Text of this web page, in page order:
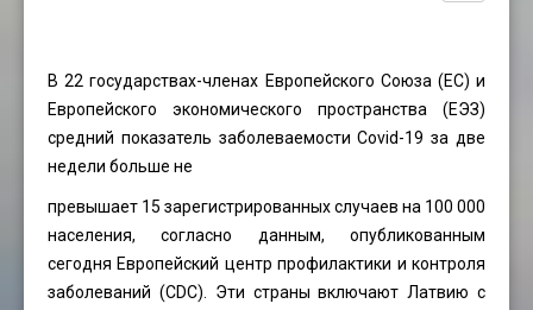
В 22 государствах-членах Европейского Союза (ЕС) и
Европейского экономического пространства (ЕЭЗ)
средний показатель заболеваемости Covid-19 за две
недели больше не
превышает 15 зарегистрированных случаев на 100 000
населения, согласно данным, опубликованным
сегодня Европейский центр профилактики и контроля
заболеваний (CDC). Эти страны включают Латвию с